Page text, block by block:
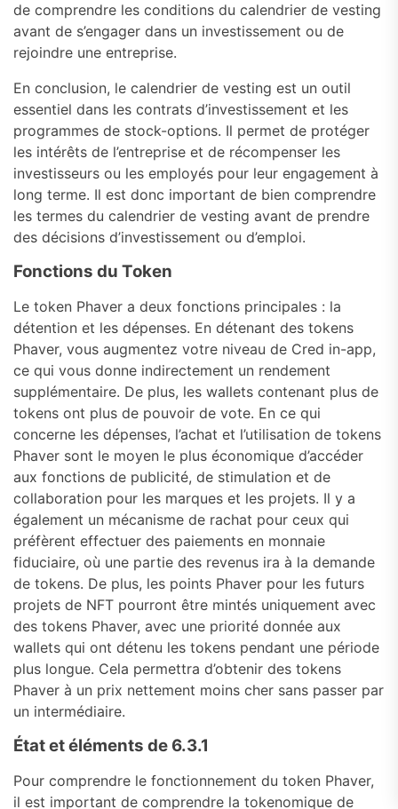
de comprendre les conditions du calendrier de vesting
avant de s’engager dans un investissement ou de
rejoindre une entreprise.
En conclusion, le calendrier de vesting est un outil
essentiel dans les contrats d’investissement et les
programmes de stock-options. Il permet de protéger
les intérêts de l’entreprise et de récompenser les
investisseurs ou les employés pour leur engagement à
long terme. Il est donc important de bien comprendre
les termes du calendrier de vesting avant de prendre
des décisions d’investissement ou d’emploi.
Fonctions du Token
Le token Phaver a deux fonctions principales : la
détention et les dépenses. En détenant des tokens
Phaver, vous augmentez votre niveau de Cred in-app,
ce qui vous donne indirectement un rendement
supplémentaire. De plus, les wallets contenant plus de
tokens ont plus de pouvoir de vote. En ce qui
concerne les dépenses, l’achat et l’utilisation de tokens
Phaver sont le moyen le plus économique d’accéder
aux fonctions de publicité, de stimulation et de
collaboration pour les marques et les projets. Il y a
également un mécanisme de rachat pour ceux qui
préfèrent effectuer des paiements en monnaie
fiduciaire, où une partie des revenus ira à la demande
de tokens. De plus, les points Phaver pour les futurs
projets de NFT pourront être mintés uniquement avec
des tokens Phaver, avec une priorité donnée aux
wallets qui ont détenu les tokens pendant une période
plus longue. Cela permettra d’obtenir des tokens
Phaver à un prix nettement moins cher sans passer par
un intermédiaire.
État et éléments de 6.3.1
Pour comprendre le fonctionnement du token Phaver,
il est important de comprendre la tokenomique de